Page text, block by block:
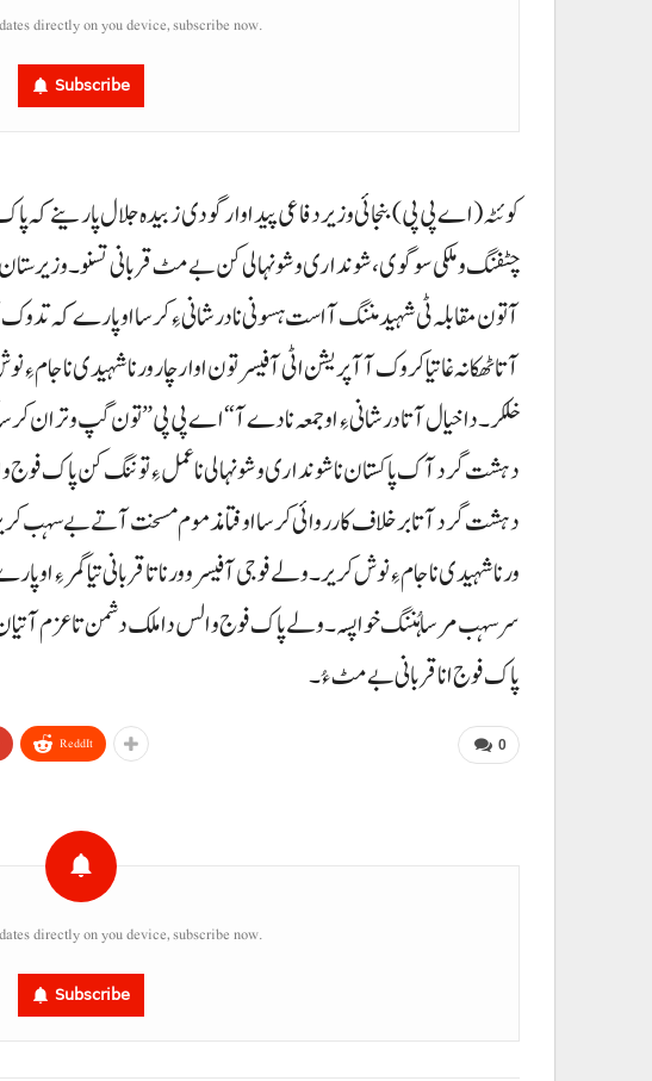
directly on you device, subscribe now.
Subscribe
کوئٹہ(اے پی پی) بنجائی وزیر دفاعی پیداوار گودی زبیدہ جلال پارینے کہ
چٹفنگ و ملکی سوگوی ، شونداری و شونہالی کن بے مٹ قربانی تسنو۔
آتون مقابلہ ٹی شہید مننگ آاست ہسونی نا درشانی ءِ کرسا اوپارے کہ
آتا ٹھکانہ غاتیا کروک آ آپریشن اٹی آفیسر تون اوار چار ورناشہیدی نا
خلکر۔ داخیال آتا درشانی ءِ او جمعہ نادے آ “اے پی پی” تون گپ وتران
دہشت گرد آک پاکستان نا شونداری و شونہالی نا عمل ءِ توننگ کن پاک فوج
دہشت گرد آتا برخلاف کارروائی کرسا اوفتا مذموم مسخت آتے بے سہب
ورناشہیدی نا جام ءِ نوش کریر۔ ولے فوجی آفیسر و ورناتا قربانی تیا گمر
سرسہب مرسا ہُننگ خواپسہ۔ ولے پاک فوج و الس دا ملک دشمن تا عزم
پاک فوج انا قربانی بے مٹ ءُ۔
0
ReddIt
directly on you device, subscribe now.
Subscribe